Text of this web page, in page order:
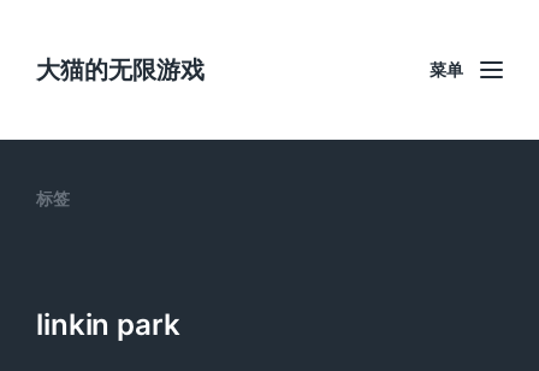
大猫的无限游戏 菜单
标签
linkin park